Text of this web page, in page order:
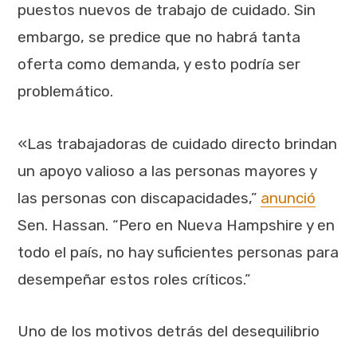
puestos nuevos de trabajo de cuidado. Sin
embargo, se predice que no habrá tanta
oferta como demanda, y esto podría ser
problemático.
«Las trabajadoras de cuidado directo brindan
un apoyo valioso a las personas mayores y
las personas con discapacidades,” anunció
Sen. Hassan. “Pero en Nueva Hampshire y en
todo el país, no hay suficientes personas para
desempeñar estos roles críticos.”
Uno de los motivos detrás del desequilibrio